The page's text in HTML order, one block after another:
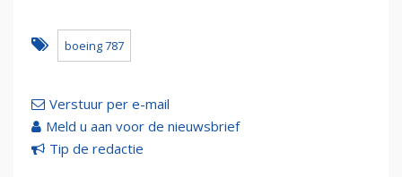
boeing 787
Verstuur per e-mail
Meld u aan voor de nieuwsbrief
Tip de redactie